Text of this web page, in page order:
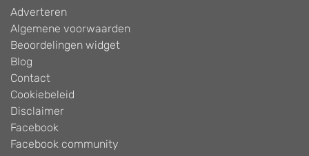
Adverteren
Algemene voorwaarden
Beoordelingen widget
Blog
Contact
Cookiebeleid
Disclaimer
Facebook
Facebook community